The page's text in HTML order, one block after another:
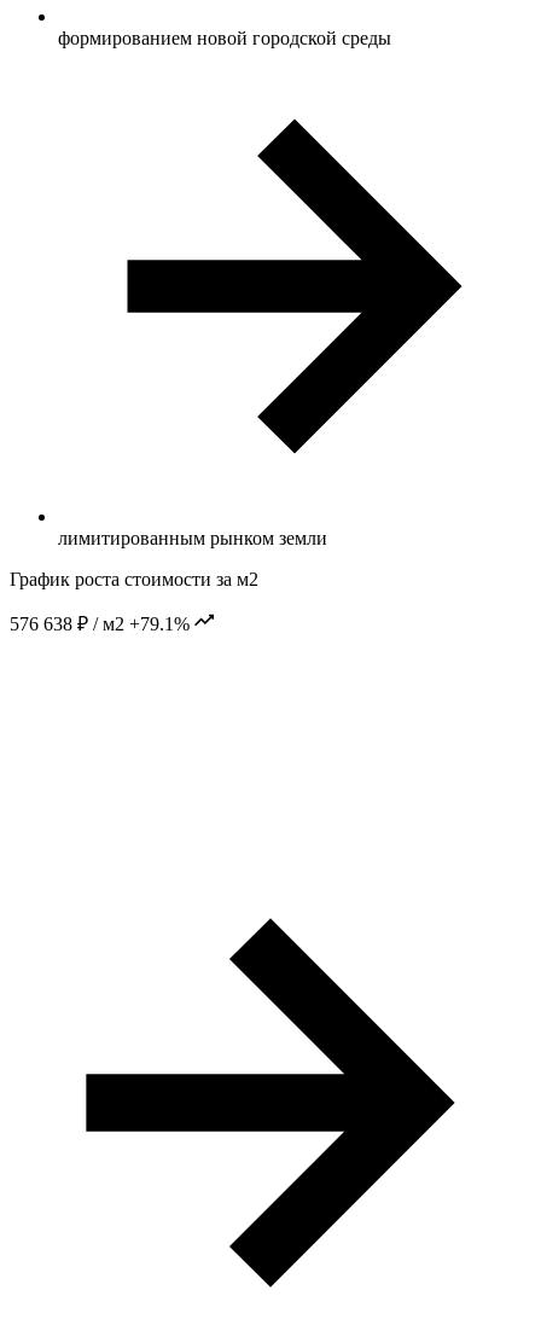
формированием новой городской среды
лимитированным рынком земли
График роста стоимости за м2
576 638 ₽ / м2 +79.1%